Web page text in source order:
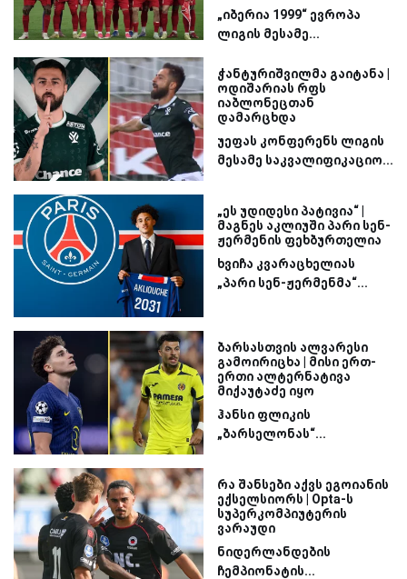
„იბერია 1999“ ევროპა
ლიგის მესამე...
ჭანტურიშვილმა გაიტანა |
ოდიშარიას რფს
იაბლონეცთან
დამარცხდა
უეფას კონფერენს ლიგის
მესამე საკვალიფიკაციო...
„ეს უდიდესი პატივია“ |
მაგნეს აკლიუში პარი სენ-
ჟერმენის ფეხბურთელია
ხვიჩა კვარაცხელიას
„პარი სენ-ჟერმენმა“...
ბარსასთვის ალვარესი
გამოირიცხა | მისი ერთ-
ერთი ალტერნატივა
მიქაუტაძე იყო
ჰანსი ფლიკის
„ბარსელონას“...
რა შანსები აქვს ეგოიანის
ექსელსიორს | Opta-ს
სუპერკომპიუტერის
ვარაუდი
ნიდერლანდების
ჩემპიონატის...